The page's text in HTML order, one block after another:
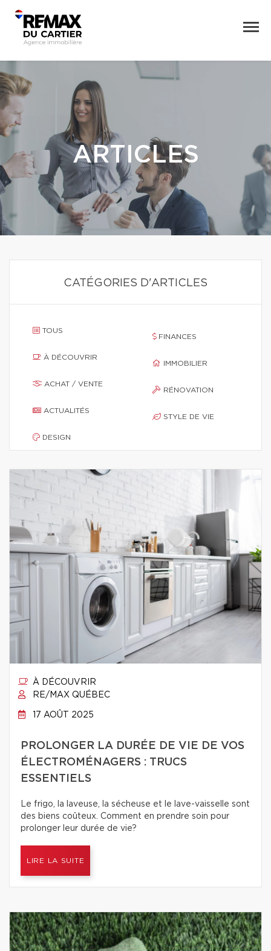
ARTICLES
CATÉGORIES D'ARTICLES
TOUS
À DÉCOUVRIR
ACHAT / VENTE
ACTUALITÉS
DESIGN
FINANCES
IMMOBILIER
RÉNOVATION
STYLE DE VIE
À DÉCOUVRIR
RE/MAX QUÉBEC
17 AOÛT 2025
PROLONGER LA DURÉE DE VIE DE VOS
ÉLECTROMÉNAGERS : TRUCS
ESSENTIELS
Le frigo, la laveuse, la sécheuse et le lave-vaisselle sont
des biens coûteux. Comment en prendre soin pour
prolonger leur durée de vie?
LIRE LA SUITE